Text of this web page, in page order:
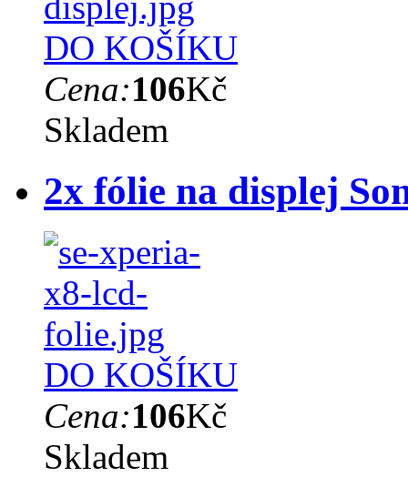
DO KOŠÍKU
Cena:106Kč
Skladem
2x fólie na displej
DO KOŠÍKU
Cena:106Kč
Skladem